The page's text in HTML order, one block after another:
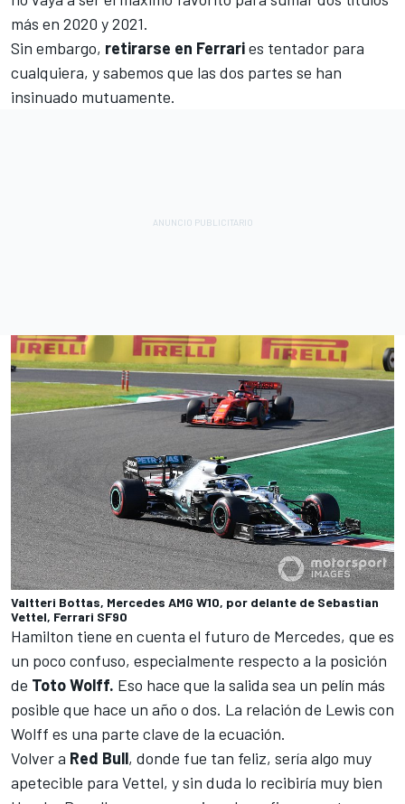
más en 2020 y 2021.
Sin embargo, retirarse en Ferraries tentador para
cualquiera, y sabemos que las dos partes se han
insinuado mutuamente.
Valtteri Bottas, Mercedes AMG W10, por delante de Sebastian
Vettel, Ferrari SF90
Hamilton tiene en cuenta el futuro de Mercedes, que es
un poco confuso, especialmente respecto a la posición
de Toto Wolff. Eso hace que la salida sea un pelín más
posible que hace un año o dos. La relación de Lewis con
Wolff es una parte clave de la ecuación.
Volver a Red Bull, donde fue tan feliz, sería algo muy
apetecible para Vettel, y sin duda lo recibiría muy bien